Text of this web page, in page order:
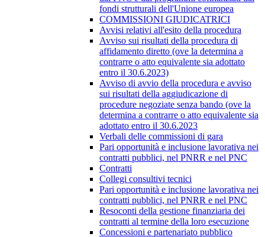
fondi strutturali dell'Unione europea
COMMISSIONI GIUDICATRICI
Avvisi relativi all'esito della procedura
Avviso sui risultati della procedura di
affidamento diretto (ove la determina a
contrarre o atto equivalente sia adottato
entro il 30.6.2023)
Avviso di avvio della procedura e avviso
sui risultati della aggiudicazione di
procedure negoziate senza bando (ove la
determina a contrarre o atto equivalente sia
adottato entro il 30.6.2023
Verbali delle commissioni di gara
Pari opportunità e inclusione lavorativa nei
contratti pubblici, nel PNRR e nel PNC
Contratti
Collegi consultivi tecnici
Pari opportunità e inclusione lavorativa nei
contratti pubblici, nel PNRR e nel PNC
Resoconti della gestione finanziaria dei
contratti al termine della loro esecuzione
Concessioni e partenariato pubblico